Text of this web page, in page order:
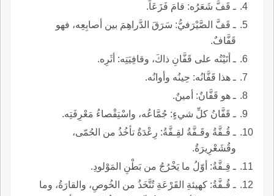
ـ قَفَّ شَعَرُه: قامَ فَزَعَاً.
ـ قَفَّ الصَّيْرَفيُّ: سَرَقَ الدَّراهِمَ بين أصابِعِه، فهو
قَفَّافٌ.
ـ أتَيْتُه على قَفَّانِ ذاكَ، وقافِيَتِه: أثَرِه.
ـ هذا قَفَّانُه: حِينُه وأوانُه.
ـ هو قَفَّانٌ: أمينٌ.
ـ قَفَّانُ كلِّ شيءٍ: جُمَّاعُه، واسْتِقْصاءُ مَعْرِفَتِه.
ـ قُـفَّةُ وقَـفَّةُ لقِـفَّةُ: رِعْدَةٌ تأخُذُ من الحُمّى،
وقُشَعْرِيرَةٌ.
ـ قِـفَّةُ: أوّلُ ما يَخْرُجُ من بَطْنِ المَوْلودِ.
ـ قُـفَّةُ: كهيئةِ القَرْعَةِ تُتَّخَذُ من الخُوصِ، والقارَةُ، وما